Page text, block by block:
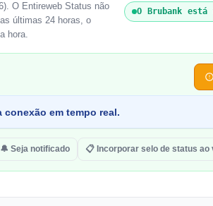
O Entireweb Status não
últimas 24 horas, o
hora.
O Brubank está
em tempo real.
🔔 Seja notificado 📋 Incorporar selo de status ao